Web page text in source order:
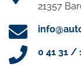
21357
0 41 31 /